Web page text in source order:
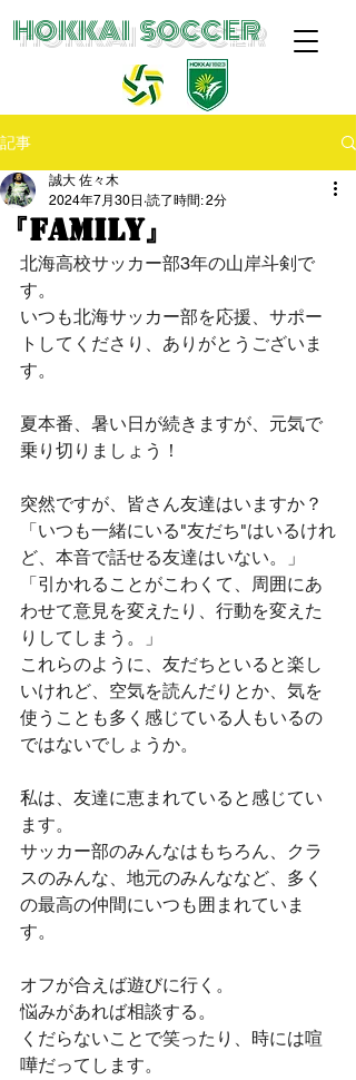
​HOKKAI SOCCER
記事
『family』
誠大 佐々木
2024年7月30日 読了時間: 2分
北海高校サッカー部3年の山岸斗剣で
す。
いつも北海サッカー部を応援、サポー
トしてくださり、ありがとうございま
す。
夏本番、暑い日が続きますが、元気で
乗り切りましょう！
突然ですが、皆さん友達はいますか？
「いつも一緒にいる"友だち"はいるけれ
ど、本音で話せる友達はいない。」
「引かれることがこわくて、周囲にあ
わせて意見を変えたり、行動を変えた
りしてしまう。」
これらのように、友だちといると楽し
いけれど、空気を読んだりとか、気を
使うことも多く感じている人もいるの
ではないでしょうか。
私は、友達に恵まれていると感じてい
ます。
サッカー部のみんなはもちろん、クラ
スのみんな、地元のみんななど、多く
の最高の仲間にいつも囲まれていま
す。
オフが合えば遊びに行く。
悩みがあれば相談する。
くだらないことで笑ったり、時には喧
嘩だってします。